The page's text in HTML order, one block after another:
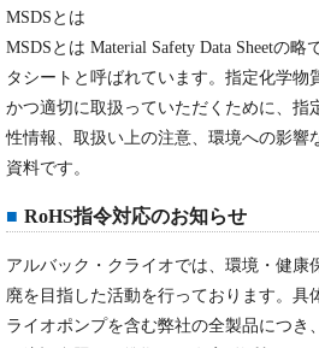
MSDSとは
MSDSとは Material Safety Data Sheetの
タシートと呼ばれています。指定化学物
かつ適切に取扱っていただくために、指
性情報、取扱い上の注意、環境への影響
資料です。
RoHS指令対応のお知らせ
アルバック・クライオでは、環境・健康
廃を目指した活動を行っております。具
ライオポンプを含む弊社の全製品につき